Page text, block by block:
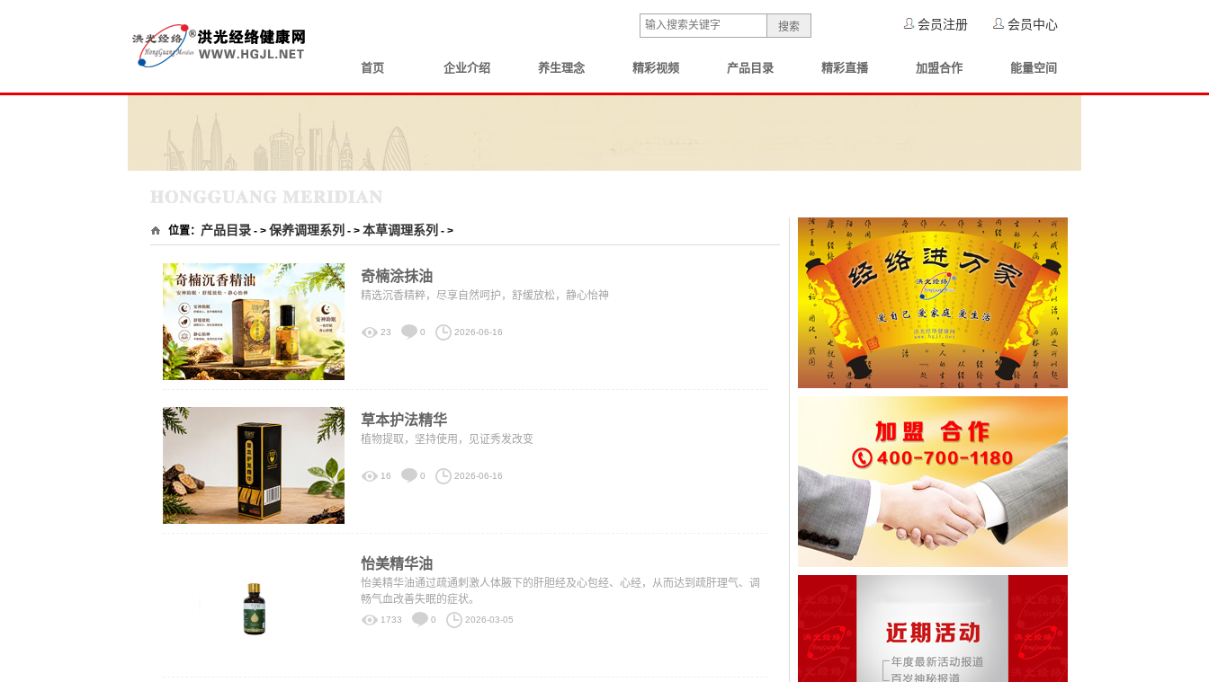
会员注册 会员中心
首页 企业介绍 养生理念 精彩视频 产品目录 精彩直播 加盟合作 能量空间
位置： 产品目录 - > 保养调理系列 - > 本草调理系列 - >
奇楠涂抹油
精选沉香精粹，尽享自然呵护，舒缓放松，静心怡神
23 0 2026-06-16
草本护法精华
植物提取，坚持使用，见证秀发改变
16 0 2026-06-16
怡美精华油
怡美精华油通过疏通刺激人体腋下的肝胆经及心包经、心经，从而达到疏肝理气、调
畅气血改善失眠的症状。
1733 0 2026-03-05